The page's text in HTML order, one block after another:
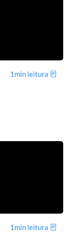
1min leitura
1min leitura